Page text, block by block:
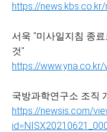
https://
서욱 "미사일지침 종
것"
https://
국방과학연구소 조직
https://newsis.com/